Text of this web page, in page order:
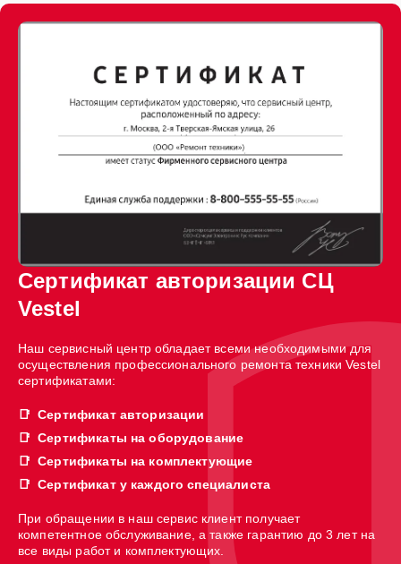
Сертификат авторизации СЦ
Vestel
Наш сервисный центр обладает всеми необходимыми для
осуществления профессионального ремонта техники Vestel
сертификатами:
Сертификат авторизации
Сертификаты на оборудование
Сертификаты на комплектующие
Сертификат у каждого специалиста
При обращении в наш сервис клиент получает
компетентное обслуживание, а также гарантию до 3 лет на
все виды работ и комплектующих.